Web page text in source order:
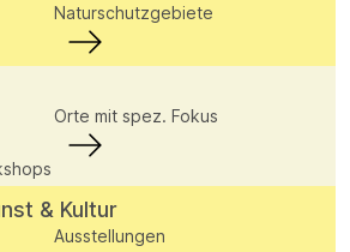
Naturschutzgebiete
Orte mit spez. Fokus
& Kultur
Ausstellungen